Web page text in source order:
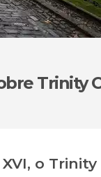
Trinity
o Trinity